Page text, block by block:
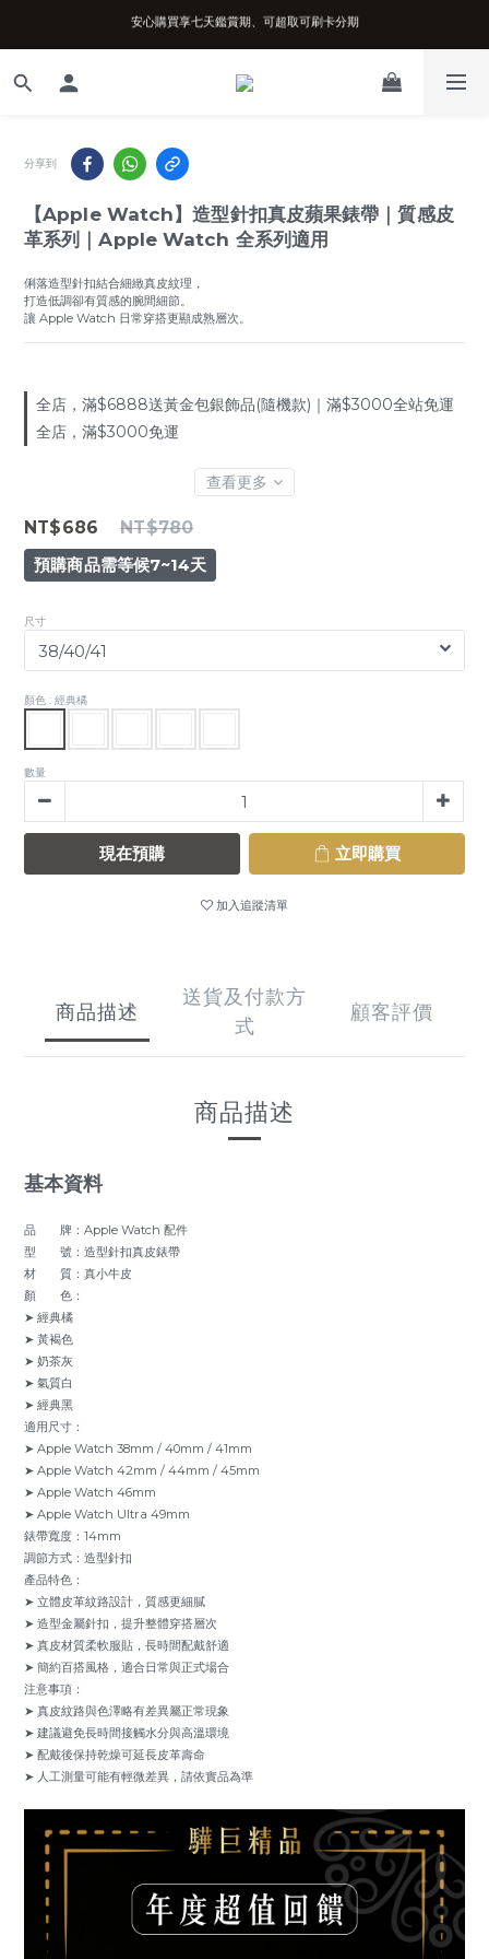
台南實體店面、兩年機芯保固、開立發票
分享到
【Apple Watch】造型針扣真皮蘋果錶帶｜質感皮
革系列｜Apple Watch 全系列適用
俐落造型針扣結合細緻真皮紋理，
打造低調卻有質感的腕間細節。
讓 Apple Watch 日常穿搭更顯成熟層次。
全店，滿$6888送黃金包銀飾品(隨機款)｜滿$3000全站免運
全店，滿$3000免運
查看更多
NT$686
NT$780
預購商品需等候7~14天
尺寸
顏色 : 經典橘
數量
現在預購 立即購買
加入追蹤清單
商品描述
送貨及付款方
式
顧客評價
商品描述
基本資料
品 牌：Apple Watch 配件
型 號：造型針扣真皮錶帶
材 質：真小牛皮
顏 色：
➤ 經典橘
➤ 黃褐色
➤ 奶茶灰
➤ 氣質白
➤ 經典黑
適用尺寸：
➤ Apple Watch 38mm / 40mm / 41mm
➤ Apple Watch 42mm / 44mm / 45mm
➤ Apple Watch 46mm
➤ Apple Watch Ultra 49mm
錶帶寬度：14mm
調節方式：造型針扣
產品特色：
➤ 立體皮革紋路設計，質感更細膩
➤ 造型金屬針扣，提升整體穿搭層次
➤ 真皮材質柔軟服貼，長時間配戴舒適
➤ 簡約百搭風格，適合日常與正式場合
注意事項：
➤ 真皮紋路與色澤略有差異屬正常現象
➤ 建議避免長時間接觸水分與高溫環境
➤ 配戴後保持乾燥可延長皮革壽命
➤ 人工測量可能有輕微差異，請依實品為準